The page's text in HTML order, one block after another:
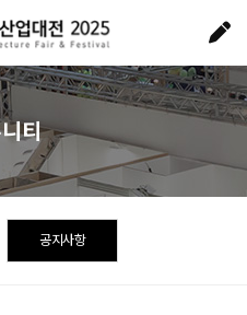
공지사항
티